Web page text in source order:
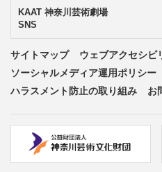
KAAT 神奈川芸術劇場
SNS
サイトマップ ウェブアクセシビ
ソーシャルメディア運用ポリシー
ハラスメント防止の取り組み
お